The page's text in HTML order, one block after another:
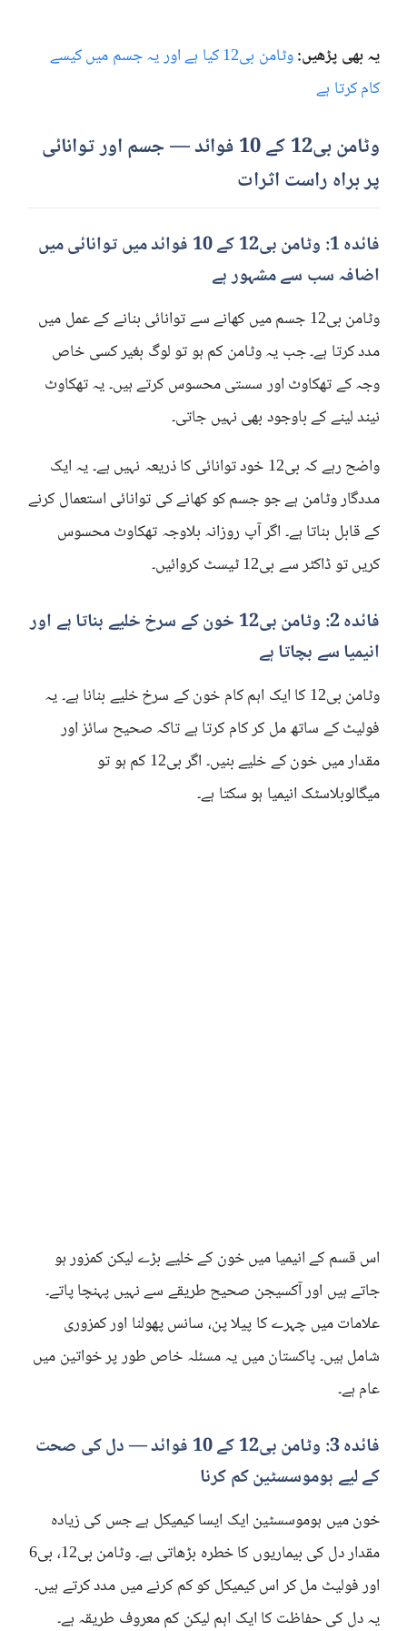
یہ بھی پڑھیں:
وٹامن بی12 کیا ہے اور یہ جسم میں کیسے
کام کرتا ہے
وٹامن بی12 کے 10 فوائد — جسم اور توانائی
پر براہ راست اثرات
فائدہ 1: وٹامن بی12 کے 10 فوائد میں توانائی میں
اضافہ سب سے مشہور ہے
وٹامن بی12 جسم میں کھانے سے توانائی بنانے کے عمل میں
مدد کرتا ہے۔ جب یہ وٹامن کم ہو تو لوگ بغیر کسی خاص
وجہ کے تھکاوٹ اور سستی محسوس کرتے ہیں۔ یہ تھکاوٹ
نیند لینے کے باوجود بھی نہیں جاتی۔
واضح رہے کہ بی12 خود توانائی کا ذریعہ نہیں ہے۔ یہ ایک
مددگار وٹامن ہے جو جسم کو کھانے کی توانائی استعمال کرنے
کے قابل بناتا ہے۔ اگر آپ روزانہ بلاوجہ تھکاوٹ محسوس
کریں تو ڈاکٹر سے بی12 ٹیسٹ کروائیں۔
فائدہ 2: وٹامن بی12 خون کے سرخ خلیے بناتا ہے اور
انیمیا سے بچاتا ہے
وٹامن بی12 کا ایک اہم کام خون کے سرخ خلیے بنانا ہے۔ یہ
فولیٹ کے ساتھ مل کر کام کرتا ہے تاکہ صحیح سائز اور
مقدار میں خون کے خلیے بنیں۔ اگر بی12 کم ہو تو
میگالوبلاسٹک انیمیا ہو سکتا ہے۔
اس قسم کے انیمیا میں خون کے خلیے بڑے لیکن کمزور ہو
جاتے ہیں اور آکسیجن صحیح طریقے سے نہیں پہنچا پاتے۔
علامات میں چہرے کا پیلا پن، سانس پھولنا اور کمزوری
شامل ہیں۔ پاکستان میں یہ مسئلہ خاص طور پر خواتین میں
عام ہے۔
فائدہ 3: وٹامن بی12 کے 10 فوائد — دل کی صحت
کے لیے ہوموسسٹین کم کرنا
خون میں ہوموسسٹین ایک ایسا کیمیکل ہے جس کی زیادہ
مقدار دل کی بیماریوں کا خطرہ بڑھاتی ہے۔ وٹامن بی12، بی6
اور فولیٹ مل کر اس کیمیکل کو کم کرنے میں مدد کرتے ہیں۔
یہ دل کی حفاظت کا ایک اہم لیکن کم معروف طریقہ ہے۔